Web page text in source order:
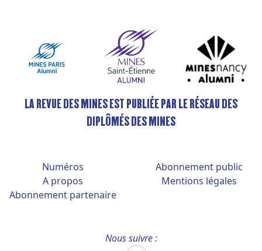
LA REVUE DES MINES EST PUBLIÉE PAR LE RÉSEAU DES
DIPLÔMÉS DES MINES
Numéros
A propos
Abonnement partenaire
Abonnement public
Mentions légales
Nous suivre :